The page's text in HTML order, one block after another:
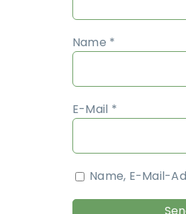
Name *
E-Mail *
Name, E-Mail-